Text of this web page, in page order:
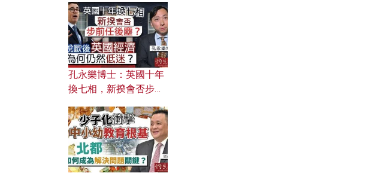
對付北約美國？
孔永樂博士：英國十年
換七相，新揆會否步前
濟為何仍然低迷？